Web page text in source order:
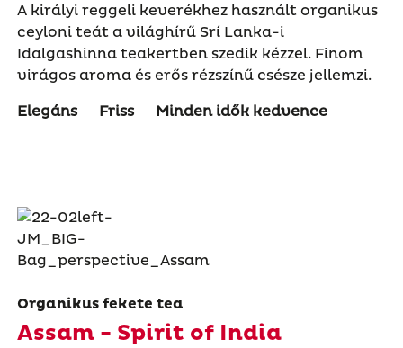
A királyi reggeli keverékhez használt organikus
ceyloni teát a világhírű Srí Lanka-i
Idalgashinna teakertben szedik kézzel. Finom
virágos aroma és erős rézszínű csésze jellemzi.
Elegáns
Friss Minden idők kedvence
Organikus fekete tea
Assam - Spirit of India